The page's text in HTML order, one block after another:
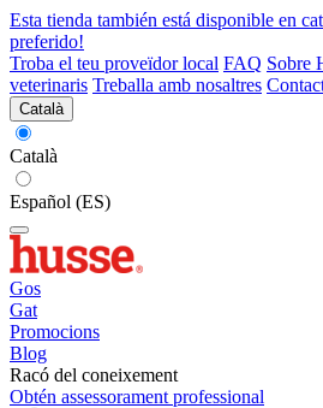
Esta tienda también está disponible en
preferido!
Troba el teu proveïdor local FAQ Sobre
veterinaris Treballa amb nosaltres
Català
Català
Español (ES)
Gos
Gat
Promocions
Blog
Racó del coneixement
Obtén assessorament professional